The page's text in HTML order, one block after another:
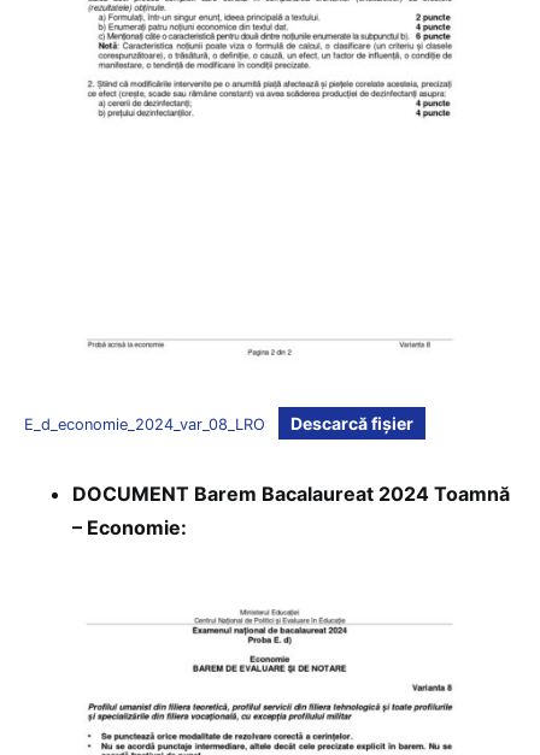
E_d_economie_2024_var_08_LRO Descarcă fișier
DOCUMENT Barem Bacalaureat 2024 Toamnă
– Economie: